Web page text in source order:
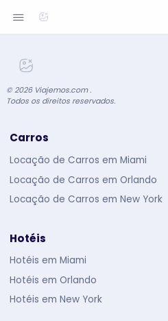
© 2026Viajemos.com .
Todos os direitos reservados.
Carros
Locação de Carros em Miami
Locação de Carros em Orlando
Locação de Carros em New York
Hotéis
Hotéis em Miami
Hotéis em Orlando
Hotéis em New York